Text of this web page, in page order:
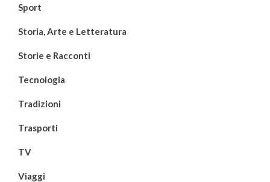
Sport
Storia, Arte e Letteratura
Storie e Racconti
Tecnologia
Tradizioni
Trasporti
TV
Viaggi